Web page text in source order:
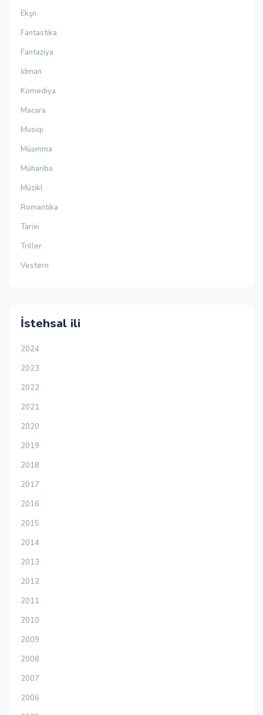
Ekşn
Fantastika
Fantaziya
İdman
Komediya
Macəra
Musiqi
Müəmma
Müharibə
Müzikl
Romantika
Tarixi
Triller
Vestern
İstehsal ili
2024
2023
2022
2021
2020
2019
2018
2017
2016
2015
2014
2013
2012
2011
2010
2009
2008
2007
2006